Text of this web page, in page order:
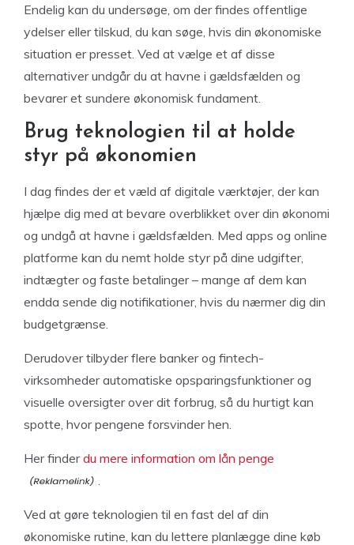
Endelig kan du undersøge, om der findes offentlige
ydelser eller tilskud, du kan søge, hvis din økonomiske
situation er presset. Ved at vælge et af disse
alternativer undgår du at havne i gældsfælden og
bevarer et sundere økonomisk fundament.
Brug teknologien til at holde
styr på økonomien
I dag findes der et væld af digitale værktøjer, der kan
hjælpe dig med at bevare overblikket over din økonomi
og undgå at havne i gældsfælden. Med apps og online
platforme kan du nemt holde styr på dine udgifter,
indtægter og faste betalinger – mange af dem kan
endda sende dig notifikationer, hvis du nærmer dig din
budgetgrænse.
Derudover tilbyder flere banker og fintech-
virksomheder automatiske opsparingsfunktioner og
visuelle oversigter over dit forbrug, så du hurtigt kan
spotte, hvor pengene forsvinder hen.
Her finderdu mere information om lån penge
Ved at gøre teknologien til en fast del af din
økonomiske rutine, kan du lettere planlægge dine køb